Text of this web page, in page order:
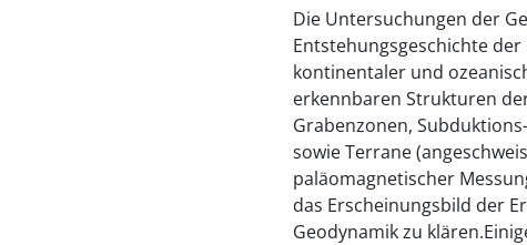
Die Untersuchungen der
Entstehungsgeschichte
kontinentaler und
erkennbaren Strukturen
Grabenzonen,
sowie Terrane
paläomagnetischer
das Erscheinungsbild der
Geodynamik zu